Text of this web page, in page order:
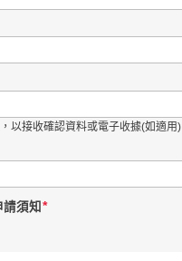
以接收確認資料或電子收據(如適用)
須知 *